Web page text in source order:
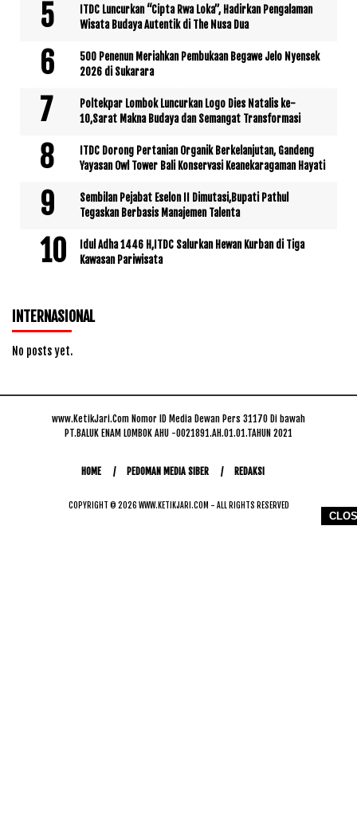
ITDC Luncurkan “Cipta Rwa Loka”, Hadirkan Pengalaman
Wisata Budaya Autentik di The Nusa Dua
500 Penenun Meriahkan Pembukaan Begawe Jelo Nyensek
2026 di Sukarara
Poltekpar Lombok Luncurkan Logo Dies Natalis ke-
10,Sarat Makna Budaya dan Semangat Transformasi
ITDC Dorong Pertanian Organik Berkelanjutan, Gandeng
Yayasan Owl Tower Bali Konservasi Keanekaragaman Hayati
Sembilan Pejabat Eselon II Dimutasi,Bupati Pathul
Tegaskan Berbasis Manajemen Talenta
Idul Adha 1446 H,ITDC Salurkan Hewan Kurban di Tiga
Kawasan Pariwisata
INTERNASIONAL
No posts yet.
www.KetikJari.Com Nomor ID Media Dewan Pers 31170 Di bawah
PT.BALUK ENAM LOMBOK AHU -0021891.AH.01.01.TAHUN 2021
HOME PEDOMAN MEDIA SIBER REDAKSI
COPYRIGHT © 2026 WWW.KETIKJARI.COM - ALL RIGHTS RESERVED